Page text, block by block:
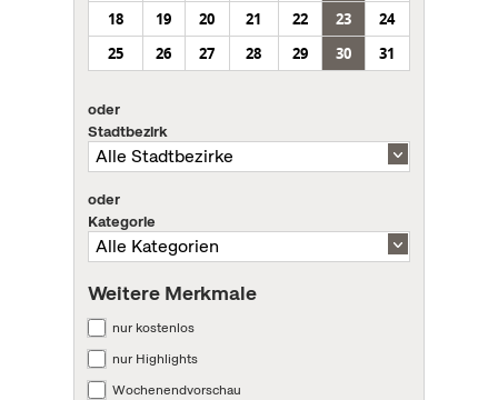
18
19 20 21 22 23
24
25
26 27 28 29 30 31
oder
Stadtbezirk
oder
Kategorie
Weitere Merkmale
nur kostenlos
nur Highlights
Wochenendvorschau